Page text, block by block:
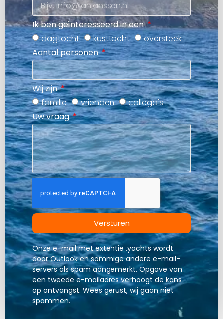
Ik ben geïnteresseerd in een
dagtocht
kusttocht
oversteek
Aantal personen
Wij zijn
familie
vrienden
collega's
Uw vraag
Versturen
Onze e-mail met extentie .yachts wordt
door Outlook en sommige andere e-mail-
servers als spam aangemerkt. Opgave van
een tweede e-mailadres verhoogt de kans
op ontvangst. Wees gerust, wij gaan niet
spammen.